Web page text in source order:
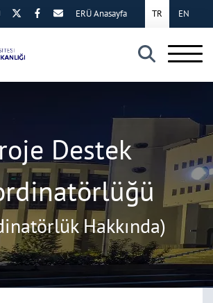
×
TR EN
ERÜ Anasayfa
Destek
Hakkında)